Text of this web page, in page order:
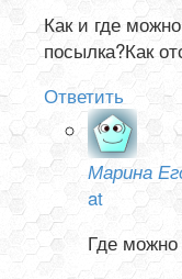
Как и где
посылка?Как
Ответить
Марина
at
Где можно